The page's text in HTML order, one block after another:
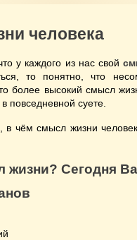
человека
у каждого из нас свой
то понятно, что
более высокий смысл
повседневной суете.
чём смысл жизни
жизни? Сегодня